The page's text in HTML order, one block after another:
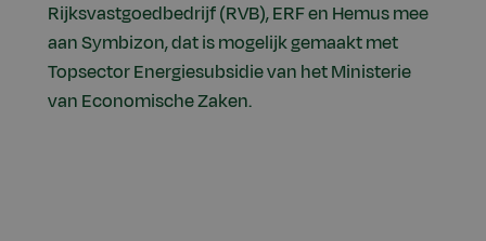
Rijksvastgoedbedrijf (RVB), ERF en Hemus mee
aan Symbizon, dat is mogelijk gemaakt met
Topsector Energiesubsidie van het Ministerie
van Economische Zaken.